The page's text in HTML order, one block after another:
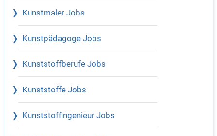
Kunstmaler Jobs
Kunstpädagoge Jobs
Kunststoffberufe Jobs
Kunststoffe Jobs
Kunststoffingenieur Jobs